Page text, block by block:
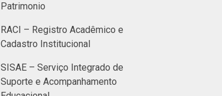
Patrimonio
RACI – Registro Acadêmico e
Cadastro Institucional
SISAE – Serviço Integrado de
Suporte e Acompanhamento